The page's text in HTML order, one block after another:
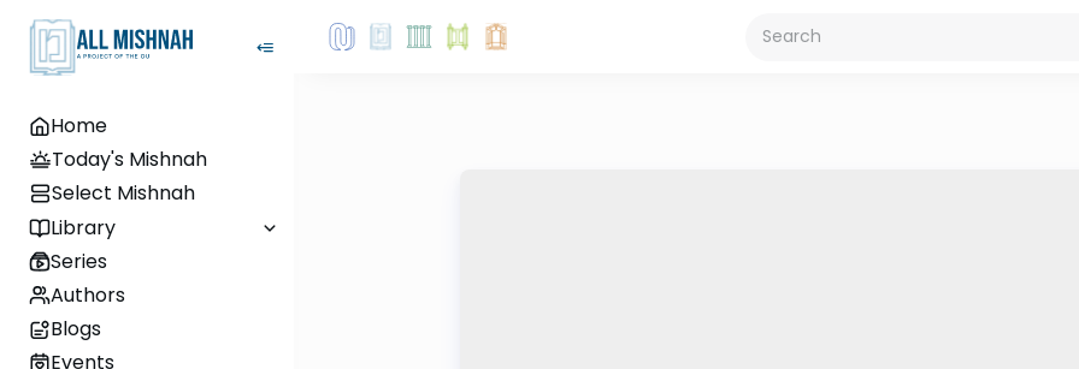
Home
Today's Mishnah
Select Mishnah
Library
Series
Authors
Blogs
Events